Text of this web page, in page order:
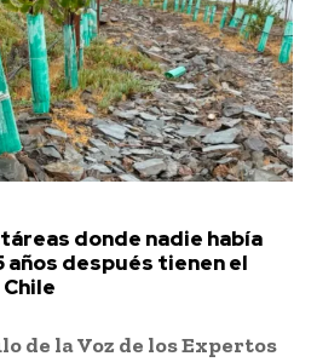
donde nadie había
años después tienen el
de la Voz de los Expertos